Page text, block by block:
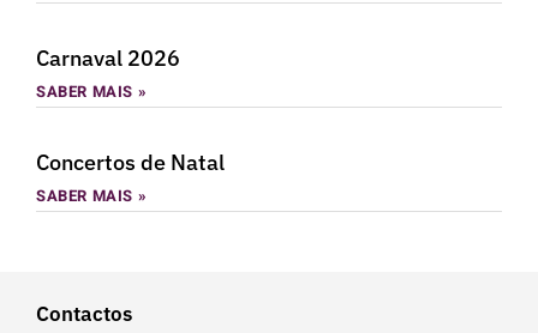
Carnaval 2026
SABER MAIS »
Concertos de Natal
SABER MAIS »
Contactos